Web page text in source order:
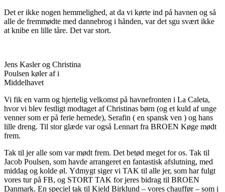
Det er ikke nogen hemmelighed, at da vi kørte ind på havnen og så
alle de fremmødte med dannebrog i hånden, var det sgu svært ikke
at knibe en lille tåre. Det var stort.
Jens Kasler og Christina
Poulsen køler af i
Middelhavet
Vi fik en varm og hjertelig velkomst på havnefronten i La Caleta,
hvor vi blev festligt modtaget af Christinas børn (og et kuld af unge
venner som er på ferie hernede), Serafin ( en spansk ven ) og hans
lille dreng. Til stor glæde var også Lennart fra BROEN Køge mødt
frem.
Tak til jer alle som var mødt frem. Det betød meget for os. Tak til
Jacob Poulsen, som havde arrangeret en fantastisk afslutning, med
middag og kolde øl. Ydmygt siger vi TAK til alle jer, som har fulgt
vores tur på FB, og STORT TAK for jeres bidrag til BROEN
Danmark. En speciel tak til Kjeld Birklund – vores chauffør – som i